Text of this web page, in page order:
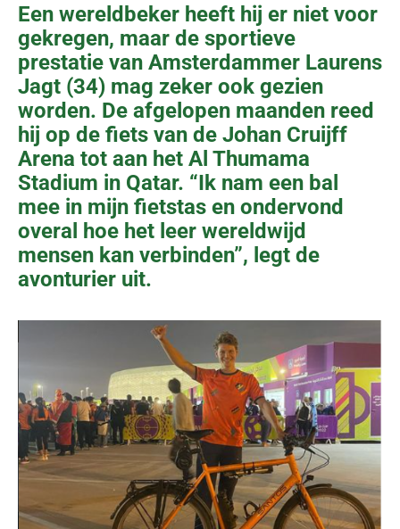
Een wereldbeker heeft hij er niet voor
gekregen, maar de sportieve
prestatie van Amsterdammer Laurens
Jagt (34) mag zeker ook gezien
worden. De afgelopen maanden reed
hij op de fiets van de Johan Cruijff
Arena tot aan het Al Thumama
Stadium in Qatar. “Ik nam een bal
mee in mijn fietstas en ondervond
overal hoe het leer wereldwijd
mensen kan verbinden”, legt de
avonturier uit.